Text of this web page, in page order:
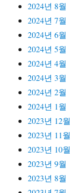
2024년 8월
2024년 7월
2024년 6월
2024년 5월
2024년 4월
2024년 3월
2024년 2월
2024년 1월
2023년 12월
2023년 11월
2023년 10월
2023년 9월
2023년 8월